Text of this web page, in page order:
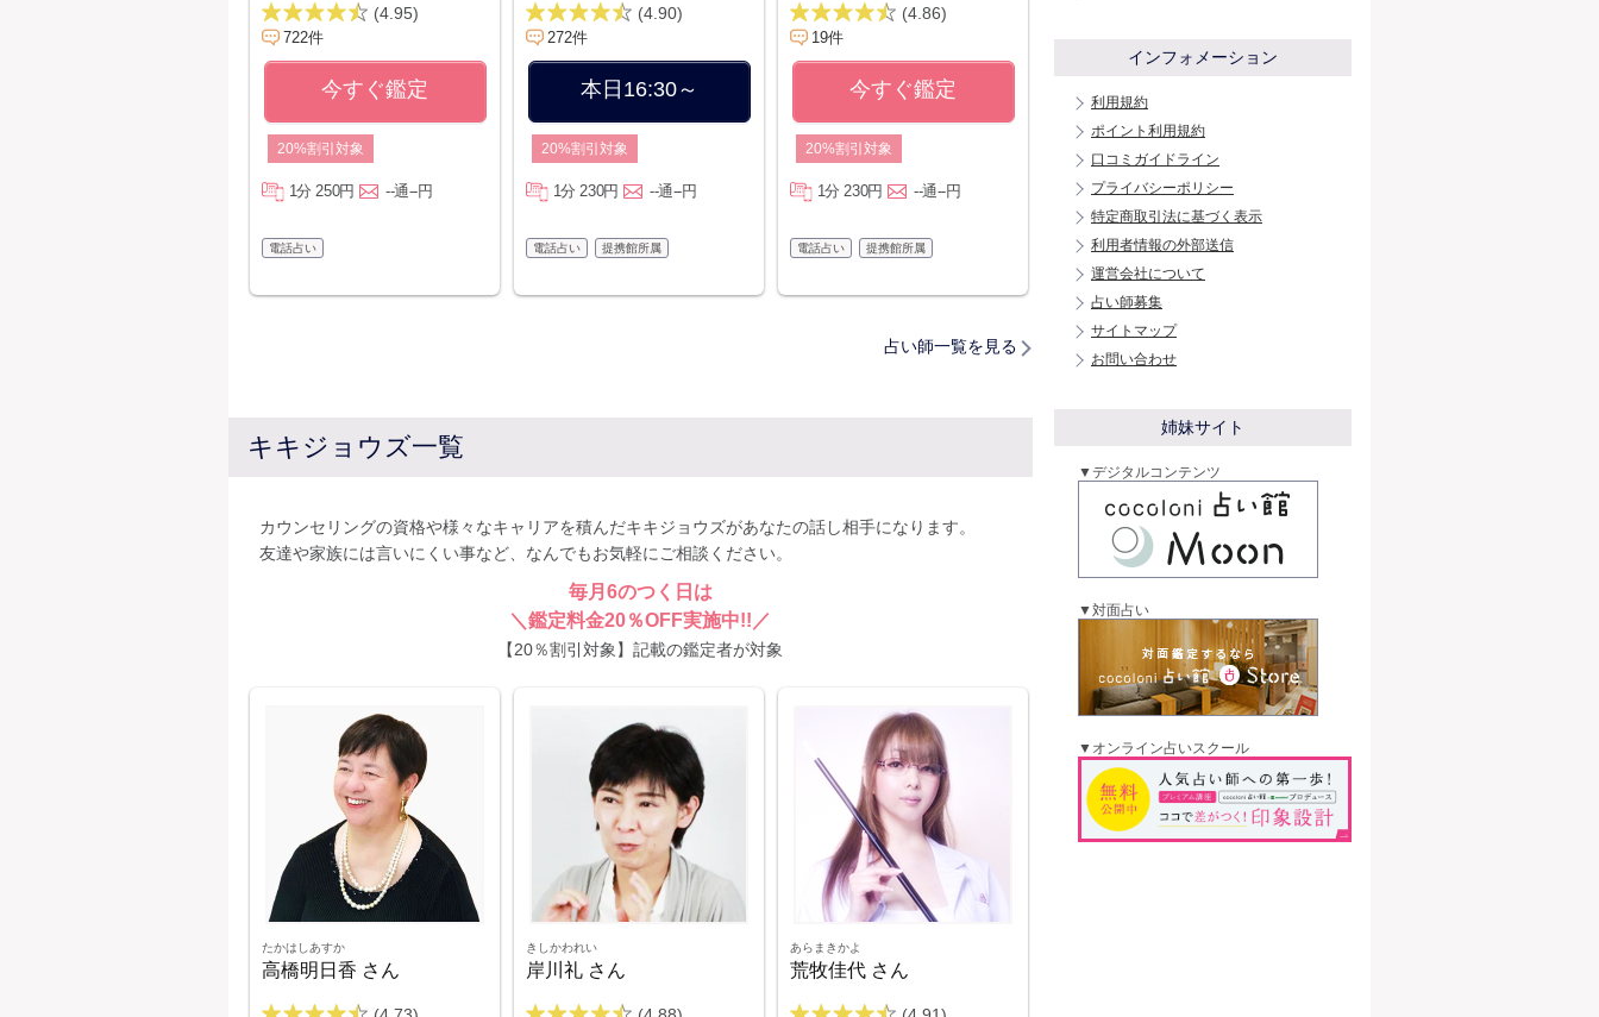
(4.95)
722件
今すぐ鑑定
20%割引対象
1分 250円 --通--円
電話占い
(4.90)
272件
本日16:30～
20%割引対象
1分 230円 --通--円
電話占い 提携館所属
(4.86)
19件
今すぐ鑑定
20%割引対象
1分 230円 --通--円
電話占い 提携館所属
占い師一覧を見る
キキジョウズ一覧
カウンセリングの資格や様々なキャリアを積んだキキジョウズがあなたの話し相手になります。
友達や家族には言いにくい事など、なんでもお気軽にご相談ください。
毎月6のつく日は
＼鑑定料金20％OFF実施中!!／
【20％割引対象】記載の鑑定者が対象
たかはしあすか
高橋明日香 さん
きしかわれい
岸川礼 さん
あらまきかよ
荒牧佳代 さん
インフォメーション
利用規約
ポイント利用規約
口コミガイドライン
プライバシーポリシー
特定商取引法に基づく表示
利用者情報の外部送信
運営会社について
占い師募集
サイトマップ
お問い合わせ
姉妹サイト
▼デジタルコンテンツ
▼対面占い
▼オンライン占いスクール